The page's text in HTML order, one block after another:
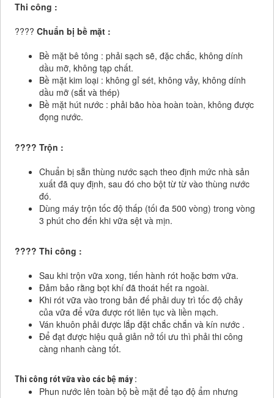
Thi công :
???? Chuẩn bị bề mặt :
Bề mặt bê tông : phải sạch sẽ, đặc chắc, không dính
dầu mỡ, không tạp chất.
Bề mặt kim loại : không gỉ sét, không vảy, không dính
dầu mỡ (sắt và thép)
Bề mặt hút nước : phải bão hòa hoàn toàn, không được
đọng nước.
???? Trộn :
Chuẩn bị sẵn thùng nước sạch theo định mức nhà sản
xuất đã quy định, sau đó cho bột từ từ vào thùng nước
đó.
Dùng máy trộn tốc độ thấp (tối đa 500 vòng) trong vòng
3 phút cho đến khi vữa sệt và mịn.
???? Thi công :
Sau khi trộn vữa xong, tiến hành rót hoặc bơm vữa.
Đảm bảo rằng bọt khí đã thoát hết ra ngoài.
Khi rót vữa vào trong bản đế phải duy trì tốc độ chảy
của vữa để vữa được rót liên tục và liền mạch.
Ván khuôn phải được lắp đặt chắc chắn và kín nước .
Để đạt được hiệu quả giản nở tối ưu thì phải thi công
càng nhanh càng tốt.
Thi công rót vữa vào các bệ máy :
Phun nước lên toàn bộ bề mặt để tạo độ ẩm nhưng